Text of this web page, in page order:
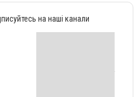
на наші канали